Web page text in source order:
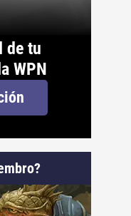
de tu
WPN